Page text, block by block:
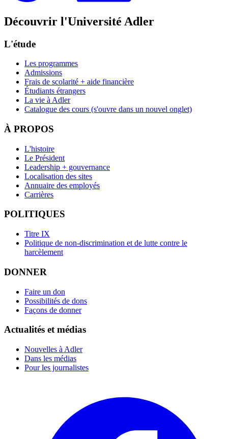
Découvrir l'Université Adler
L'étude
Les programmes
Admissions
Frais de scolarité + aide financière
Étudiants étrangers
La vie à Adler
Catalogue des cours (s'ouvre dans un nouvel onglet)
À PROPOS
L'histoire
Le Président
Leadership + gouvernance
Localisation des sites
Annuaire des employés
Carrières
POLITIQUES
Titre IX
Politique de non-discrimination et de lutte contre le
harcèlement
DONNER
Faire un don
Possibilités de dons
Façons de donner
Actualités et médias
Nouvelles à Adler
Dans les médias
Pour les journalistes